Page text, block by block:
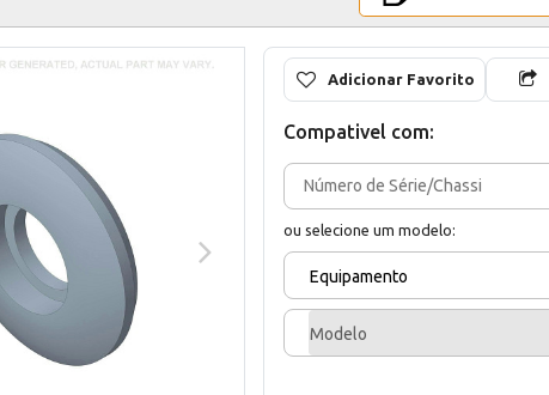
Adicionar Favorito
Compativel com:
ou selecione um modelo:
Equipamento
Modelo